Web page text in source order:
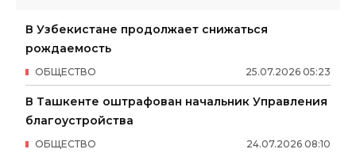
В Узбекистане продолжает снижаться
рождаемость
25.07.2026 05:23
ОБЩЕСТВО
В Ташкенте оштрафован начальник Управления
благоустройства
24.07.2026 08:10
ОБЩЕСТВО